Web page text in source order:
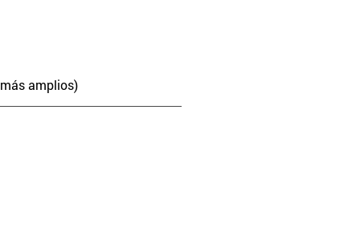
amplios)